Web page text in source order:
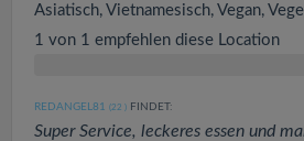
Asiatisch, Vietnamesisch, Vegan,
1 von 1 empfehlen diese Location
REDANGEL81 (22 ) FINDET:
Super Service, leckeres essen und